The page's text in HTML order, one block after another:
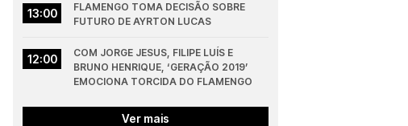
13:00
FLAMENGO TOMA DECISÃO SOBRE
FUTURO DE AYRTON LUCAS
12:00
COM JORGE JESUS, FILIPE LUÍS E
BRUNO HENRIQUE, ‘GERAÇÃO 2019’
EMOCIONA TORCIDA DO FLAMENGO
Ver mais